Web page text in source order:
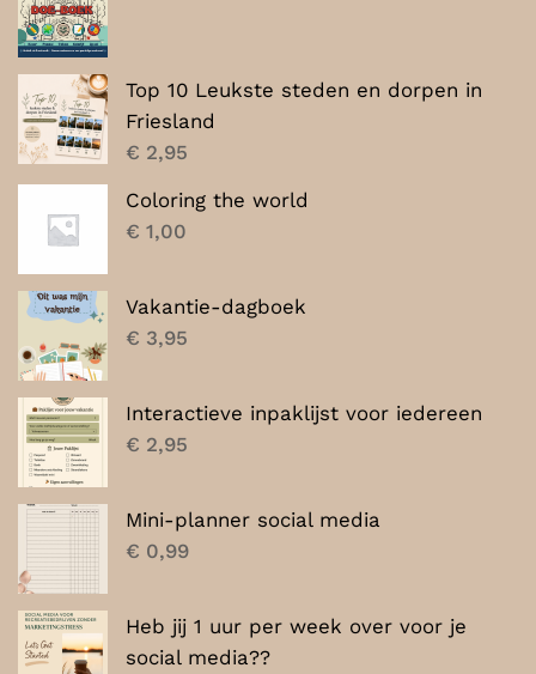
Top 10 Leukste steden en dorpen in
Friesland
€ 2,95
Coloring the world
€ 1,00
Vakantie-dagboek
€ 3,95
Interactieve inpaklijst voor iedereen
€ 2,95
Mini-planner social media
€ 0,99
Heb jij 1 uur per week over voor je
social media??